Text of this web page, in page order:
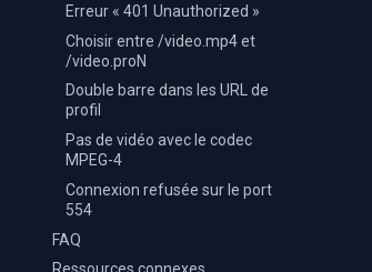
Erreur « 401 Unauthorized »
Choisir entre /video.mp4 et
/video.proN
Double barre dans les URL de
profil
Pas de vidéo avec le codec
MPEG-4
Connexion refusée sur le port
554
FAQ